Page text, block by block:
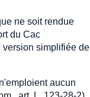
ne soit rendue
du Cac
version simplifiée de
aucun